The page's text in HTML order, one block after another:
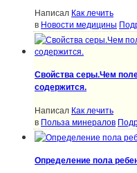
Написал Как лечить
в Новости медицины
Свойства серы.Чем
содержится.
Написал Как лечить
в Польза минералов
Определение пола